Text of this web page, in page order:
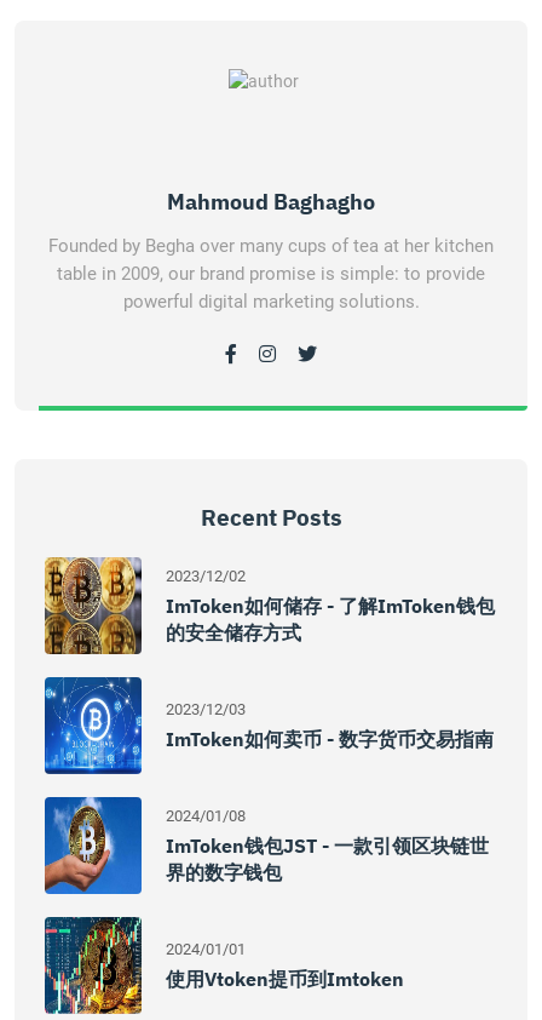
Mahmoud Baghagho
Founded by Begha over many cups of tea at her kitchen
table in 2009, our brand promise is simple: to provide
powerful digital marketing solutions.
Recent Posts
2023/12/02
ImToken如何储存 - 了解imToken钱包
的安全储存方式
2023/12/03
ImToken如何卖币 - 数字货币交易指南
2024/01/08
ImToken钱包JST - 一款引领区块链世
界的数字钱包
2024/01/01
使用vtoken提币到imtoken